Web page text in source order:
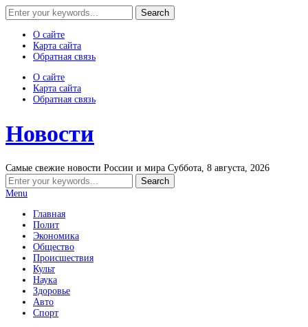
О сайте
Карта сайта
Обратная связь
О сайте
Карта сайта
Обратная связь
Новости
Самые свежие новости России и мира Суббота, 8 августа, 2026
Menu
Главная
Полит
Экономика
Общество
Происшествия
Культ
Наука
Здоровье
Авто
Спорт